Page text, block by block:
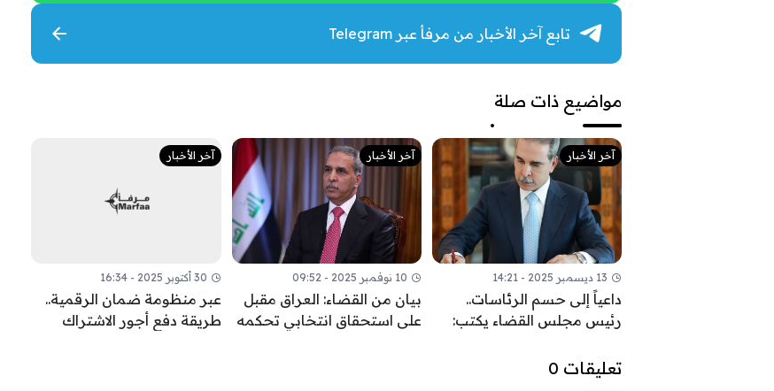
تابع آخر الأخبار من مرفأ عبر Telegram
مواضيع ذات صلة
آخر الأخبار
13 ديسمبر 2025 - 14:21
داعياً إلى حسم الرئاسات..
رئيس مجلس القضاء يكتب:
آخر الأخبار
10 نوفمبر 2025 - 09:52
بيان من القضاء: العراق مقبل
على استحقاق انتخابي تحكمه
آخر الأخبار
30 أكتوبر 2025 - 16:34
عبر منظومة ضمان الرقمية..
طريقة دفع أجور الاشتراك
تعليقات 0